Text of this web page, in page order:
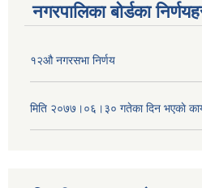
नगरपालिका बोर्डका
१२औ नगरसभा निर्णय
मिति २०७७।०६।३० गतेका दिन भएकाे